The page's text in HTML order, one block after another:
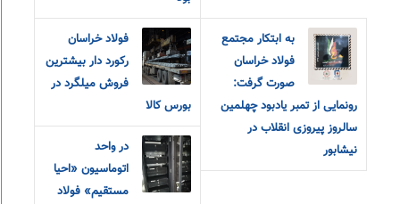
به ابتکار مجتمع
فولاد خراسان
صورت گرفت:
رونمایی از تمبر یادبود چهلمین
سالروز پیروزی انقلاب در
نیشابور
فولاد خراسان
رکورد دار بیشترین
فروش میلگرد در
بورس کالا
در واحد
اتوماسیون «احیا
مستقیم» فولاد